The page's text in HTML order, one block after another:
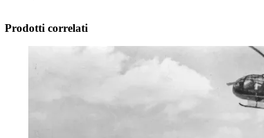
Prodotti correlati